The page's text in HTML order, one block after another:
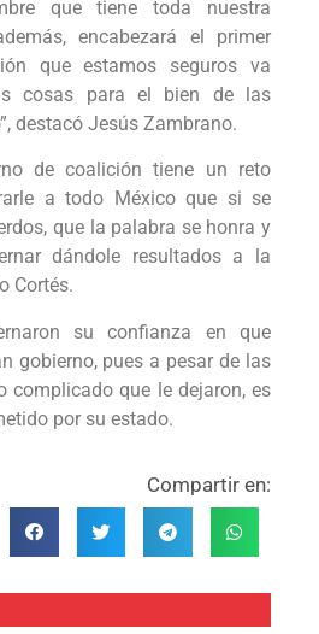
que tiene toda nuestra
encabezará el primer
que estamos seguros va
cosas para el bien de las
destacó Jesús Zambrano.
de coalición tiene un reto
a todo México que si se
que la palabra se honra y
dándole resultados a la
Cortés.
su confianza en que
gobierno, pues a pesar de las
complicado que le dejaron, es
por su estado.
Compartir en: